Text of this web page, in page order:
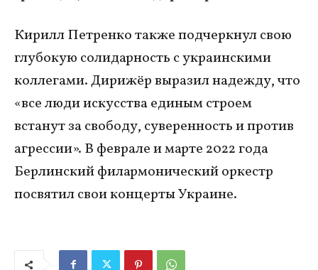
Кирилл Петренко также подчеркнул свою
глубокую солидарность с украинскими
коллегами. Дирижёр выразил надежду, что
«все люди искусства единым строем
встанут за свободу, суверенность и против
агрессии». В феврале и марте 2022 года
Берлинский филармонический оркестр
посвятил свои концерты Украине.